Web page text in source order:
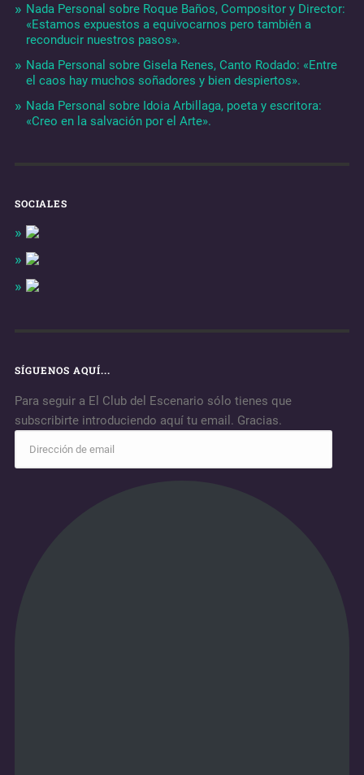
Nada Personal sobre Roque Baños, Compositor y Director:
«Estamos expuestos a equivocarnos pero también a
reconducir nuestros pasos».
Nada Personal sobre Gisela Renes, Canto Rodado: «Entre
el caos hay muchos soñadores y bien despiertos».
Nada Personal sobre Idoia Arbillaga, poeta y escritora:
«Creo en la salvación por el Arte».
SOCIALES
SÍGUENOS AQUÍ...
Para seguir a El Club del Escenario sólo tienes que
subscribirte introduciendo aquí tu email. Gracias.